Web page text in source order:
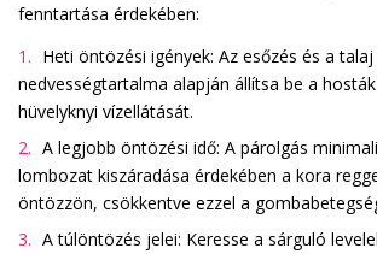
fenntartása érdekében:
Heti öntözési igények: Az esőzés és a talaj
nedvességtartalma alapján állítsa be a
hüvelyknyi vízellátását.
A legjobb öntözési idő: A párolgás
lombozat kiszáradása érdekében a kora
öntözzön, csökkentve ezzel a
A túlöntözés jelei: Keresse a sárguló